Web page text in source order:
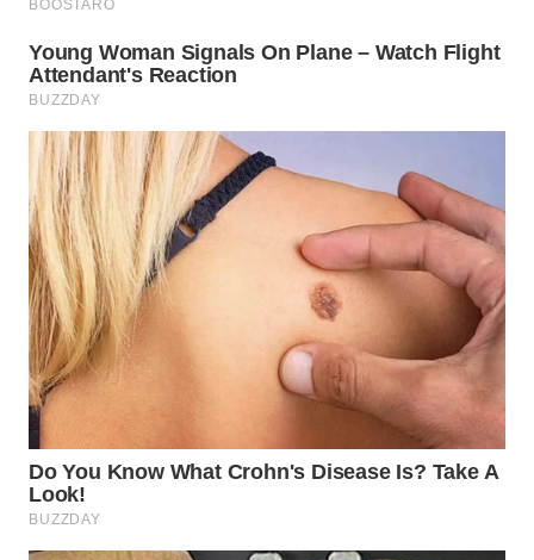
DAIRI
WN
DANAU
TOBA
WN
NIAS
WN
LANGKAT
WN
TAPANULI
WN
TANJUNG
LESUNG